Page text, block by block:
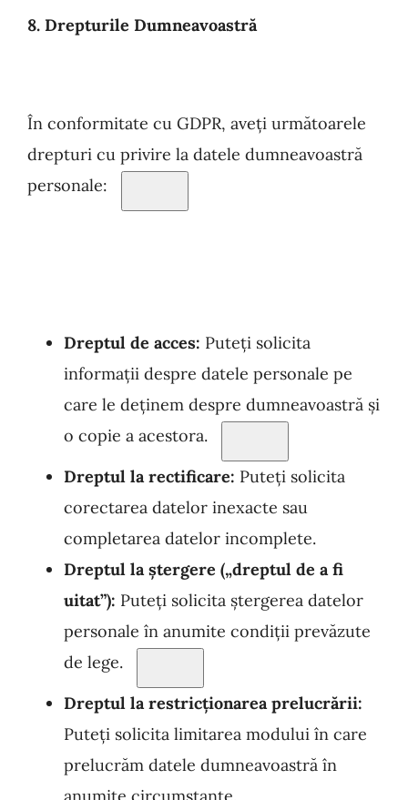
8. Drepturile Dumneavoastră
În conformitate cu GDPR, aveți următoarele
drepturi cu privire la datele dumneavoastră
personale:
Dreptul de acces: Puteți solicita
informații despre datele personale pe
care le deținem despre dumneavoastră și
o copie a acestora.
Dreptul la rectificare: Puteți solicita
corectarea datelor inexacte sau
completarea datelor incomplete.
Dreptul la ștergere („dreptul de afi
uitat”): Puteți solicita ștergerea datelor
personale în anumite condiții prevăzute
de lege.
Dreptul la restricționarea prelucrării:
Puteți solicita limitarea modului în care
prelucrăm datele dumneavoastră în